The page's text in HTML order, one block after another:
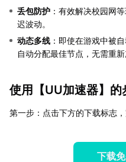
丢包防护 ：有效解决校园网
迟波动。
动态多线 ：即使在游戏中被
自动分配最佳节点，无需重新
使用【UU加速器】的
第一步：点击下方的下载标志
下载